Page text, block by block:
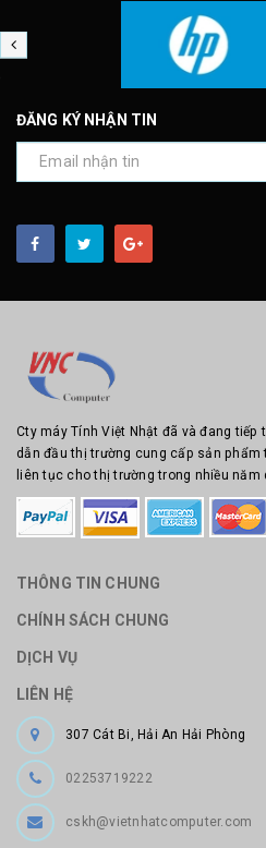
ĐĂNG KÝ NHẬN TIN
Cty máy Tính Việt Nhật đã và đang
dẫn đầu thị trường cung cấp sản phẩm
liên tục cho thị trường trong nhiều năm
THÔNG TIN CHUNG
CHÍNH SÁCH CHUNG
DỊCH VỤ
LIÊN HỆ
307 Cát Bi, Hải An Hải Phòng
02253719222
cskh@vietnhatcomputer.com